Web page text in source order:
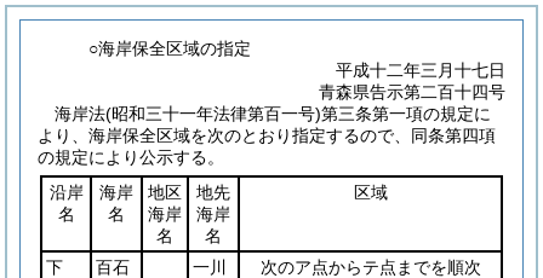
○海岸保全区域の指定
平成十二年三月十七日
青森県告示第二百十四号
海岸法(昭和三十一年法律第百一号)第三条第一項の規定に
より、海岸保全区域を次のとおり指定するので、同条第四項
の規定により公示する。
沿岸
名
海岸
名
地区
海岸
名
地先
海岸
名
区域
下
百石
一川
次のア点からテ点までを順次